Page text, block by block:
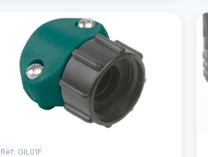
Réf: GIL01F